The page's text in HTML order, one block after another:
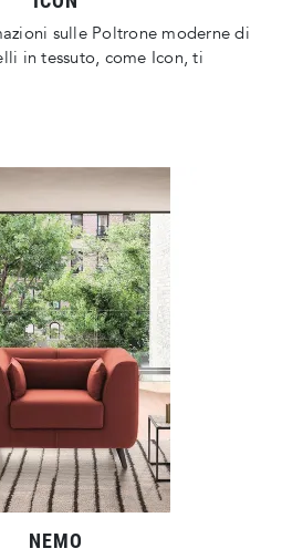
sulle Poltrone moderne di
in tessuto, come Icon, ti
NEMO